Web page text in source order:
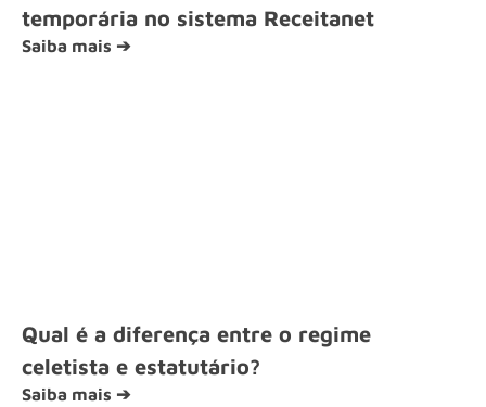
temporária no sistema Receitanet
Saiba mais ➔
Qual é a diferença entre o regime
celetista e estatutário?
Saiba mais ➔